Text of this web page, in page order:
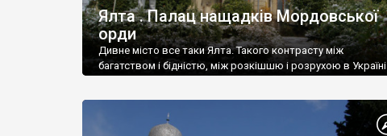
Ялта . Палац нащадків Мордовської
орди
Дивне місто все таки Ялта. Такого контрасту між
багатством і бідністю, між розкішшю і розрухою в Україні